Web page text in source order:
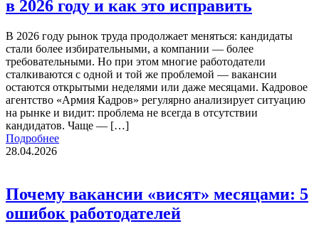
в 2026 году и как это исправить
В 2026 году рынок труда продолжает меняться: кандидаты
стали более избирательными, а компании — более
требовательными. Но при этом многие работодатели
сталкиваются с одной и той же проблемой — вакансии
остаются открытыми неделями или даже месяцами. Кадровое
агентство «Армия Кадров» регулярно анализирует ситуацию
на рынке и видит: проблема не всегда в отсутствии
кандидатов. Чаще — […]
Подробнее
28.04.2026
Почему вакансии «висят» месяцами: 5
ошибок работодателей